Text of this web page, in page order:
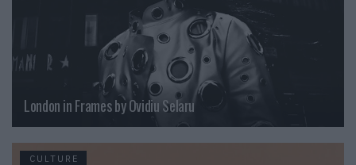
London in Frames by Ovidiu Selaru
CULTURE